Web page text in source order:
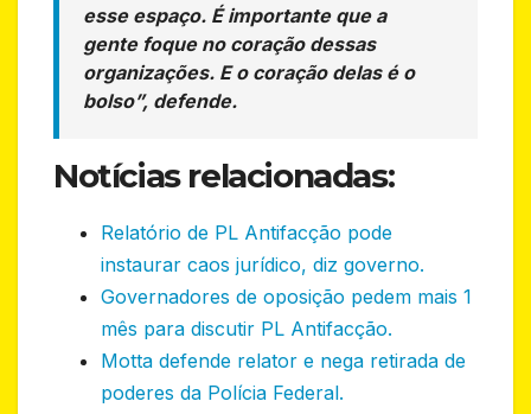
esse espaço. É importante que a
gente foque no coração dessas
organizações. E o coração delas é o
bolso”, defende.
Notícias relacionadas:
Relatório de PL Antifacção pode
instaurar caos jurídico, diz governo.
Governadores de oposição pedem mais 1
mês para discutir PL Antifacção.
Motta defende relator e nega retirada de
poderes da Polícia Federal.